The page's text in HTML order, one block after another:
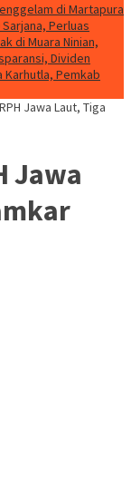
di Martapura
Perluas
di Muara Ninian,
Dividen
Karhutla, Pemkab
Jawa Laut, Tiga
Jawa